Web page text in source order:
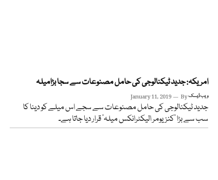
امریکہ: جدید ٹیکنالوجی کی حامل مصنوعات سے سجا بڑامیلہ
January 11, 2019 Byویب ڈیسک
جدید ٹیکنالوجی کی حامل مصنوعات سے سجے اس میلے کو دینا کا
سب سے بڑا ’کنزیومر الیکٹرانکس میلہ‘ قرار دیا جاتا ہے۔